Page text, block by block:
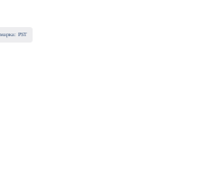
PST